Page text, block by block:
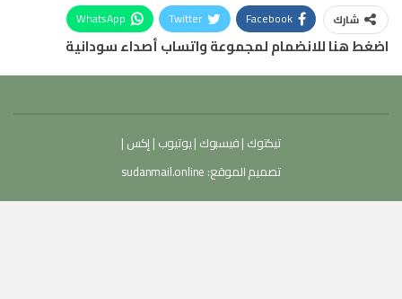
شارك Facebook
Twitter
WhatsApp
اضغط هنا للانضمام لمجموعة واتساب أصداء سودانية
تيكتوك |فيسبوك |يوتيوب |إكس |
تصميم الموقع: sudanmail.online